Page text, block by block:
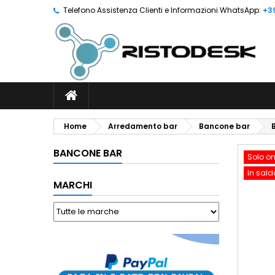
Telefono Assistenza Clienti e Informazioni WhatsApp:
Home Arredamento bar Bancone bar
BANCONE BAR
MARCHI
Solo
In